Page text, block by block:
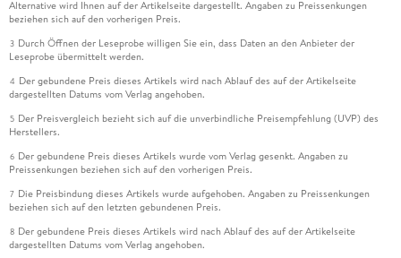
Alternative wird Ihnen auf der Artikelseite dargestellt. Angaben zu Preissenkungen
beziehen sich auf den vorherigen Preis.
3 Durch Öffnen der Leseprobe willigen Sie ein, dass Daten an den Anbieter der
Leseprobe übermittelt werden.
4 Der gebundene Preis dieses Artikels wird nach Ablauf des auf der Artikelseite
dargestellten Datums vom Verlag angehoben.
5 Der Preisvergleich bezieht sich auf die unverbindliche Preisempfehlung (UVP) des
Herstellers.
6 Der gebundene Preis dieses Artikels wurde vom Verlag gesenkt. Angaben zu
Preissenkungen beziehen sich auf den vorherigen Preis.
7 Die Preisbindung dieses Artikels wurde aufgehoben. Angaben zu Preissenkungen
beziehen sich auf den letzten gebundenen Preis.
8 Der gebundene Preis dieses Artikels wird nach Ablauf des auf der Artikelseite
dargestellten Datums vom Verlag angehoben.